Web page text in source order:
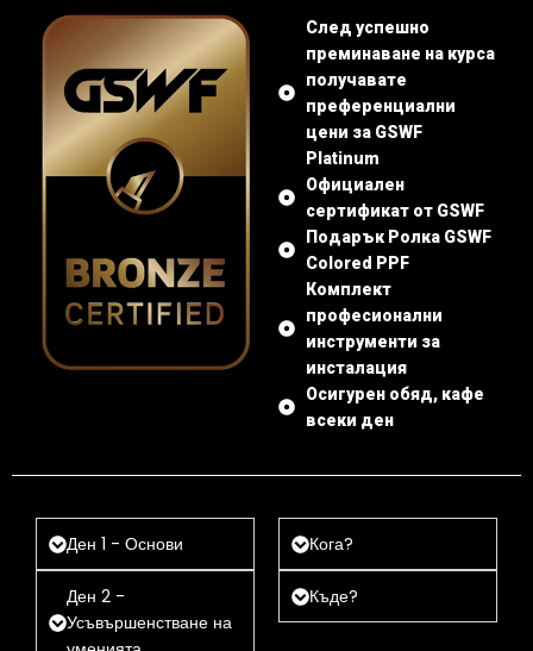
След успешно
преминаване на курса
получавате
преференциални
цени за GSWF
Platinum
Официален
сертификат от GSWF
Подарък Ролка GSWF
Colored PPF
Комплект
професионални
инструменти за
инсталация
Осигурен обяд, кафе
всеки ден
Ден 1 - Основи
Ден 2 -
Усъвършенстване на
Кога?
Къде?